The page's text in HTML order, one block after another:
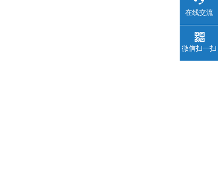
在线交流
微信扫一扫